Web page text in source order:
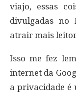
viajo, essas
divulgadas no
atrair mais
Isso me fez
internet da
a privacidade é